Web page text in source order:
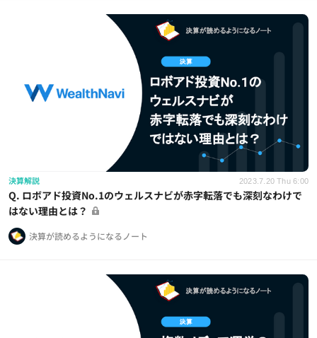
決算解説 2023.7.20 Thu 6:00
Q. ロボアド投資No.1のウェルスナビが赤字転落でも深刻なわけで
はない理由とは？
決算が読めるようになるノート